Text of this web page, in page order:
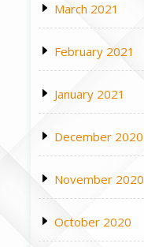
March 2021
February 2021
January 2021
December 2020
November 2020
October 2020